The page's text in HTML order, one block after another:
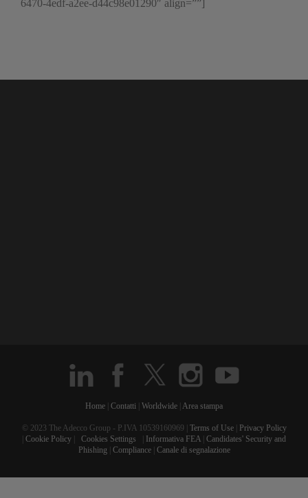
6470-4edf-a2ee-d44c98e01290″ align=””]
Home Contatti Worldwide Area stampa
© 2023 The Adecco Group - P.IVA 10539160969 | Terms of Use|
Privacy Policy
Cookie Policy Cookies Settings Informativa FEA Candidates' Security and
Phishing
Compliance| Canale di segnalazione